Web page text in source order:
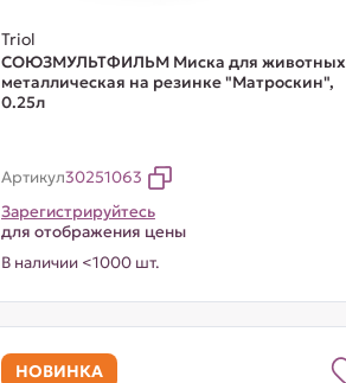
Triol
СОЮЗМУЛЬТФИЛЬМ Миска для животных
металлическая на резинке "Матроскин",
0.25л
Артикул30251063
Зарегистрируйтесь
для отображения цены
В наличии <1000 шт.
НОВИНКА